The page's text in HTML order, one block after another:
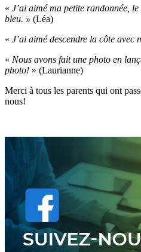
« J’ai aimé ma petite randonnée,
bleu. » (Léa)
« J’ai aimé descendre la côte avec
« Nous avons fait une photo en
photo! » (Laurianne)
Merci à tous les parents qui ont
nous!